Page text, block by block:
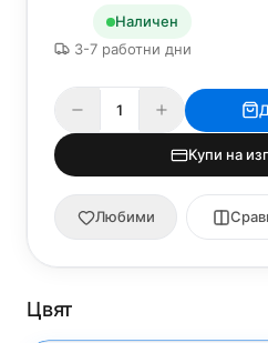
Наличен
3-7 работни дни
Купи на
Любими
Цвят